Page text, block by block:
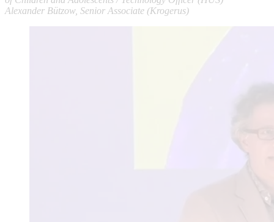
Alexander Bützow, Senior Associate (Krogerus)